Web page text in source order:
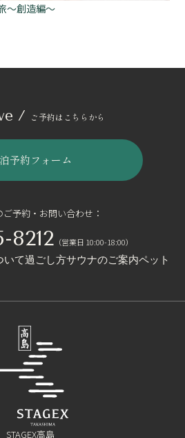
～創造編～
いて過ごし方サウナのご案内ペットと
/ ご予約はこちらから
予約フォーム
予約・お問い合わせ：
8212 （営業日 10:00-18:00）
STAGEX高島